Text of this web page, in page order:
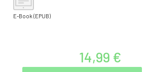
E-Book (EPUB)
14,99 €